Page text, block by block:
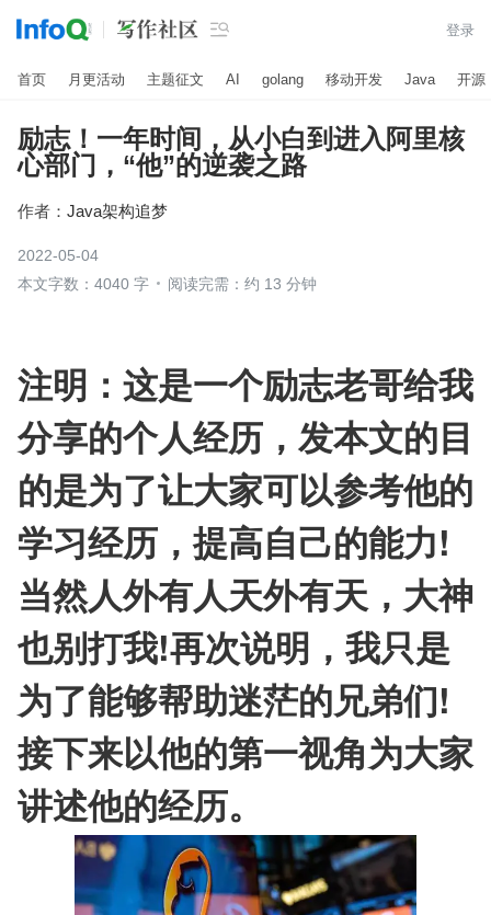
 登录
首页 月更活动 主题征文 AI golang 移动开发 Java 开源
励志！一年时间，从小白到进入阿里核
心部门，“他”的逆袭之路
作者： Java架构追梦
2022-05-04
本文字数：4040 字
阅读完需：约 13 分钟
注明：这是一个励志老哥给我
分享的个人经历，发本文的目
的是为了让大家可以参考他的
学习经历，提高自己的能力!
当然人外有人天外有天，大神
也别打我!再次说明，我只是
为了能够帮助迷茫的兄弟们!
接下来以他的第一视角为大家
讲述他的经历。